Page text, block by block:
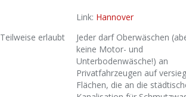
Link: Hannover
Teilweise erlaubt
Jeder darf Oberwäschen
keine Motor- und
Unterbodenwäsche!) an
Privatfahrzeugen auf
Flächen, die an die